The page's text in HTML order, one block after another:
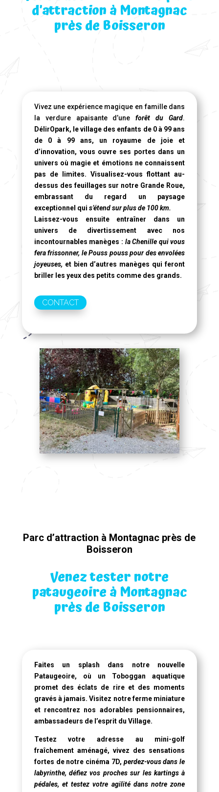
d’attraction à Montagnac
près de Boisseron
Vivez une expérience magique en famille dans
la verdure apaisante d’uneforêt du Gard.
DélirOpark, le village des enfants de 0 à 99 ans
de 0 à 99 ans, un royaume de joie et
d’innovation, vous ouvre ses portes dans un
univers où magie et émotions ne connaissent
pas de limites. Visualisez-vous flottant au-
dessus des feuillages sur notre Grande Roue,
embrassant du regard un paysage
exceptionnel qui s’étend sur plus de 100 km.
Laissez-vous ensuite entraîner dans un
univers de divertissement avec nos
incontournables manèges : la Chenille qui vous
fera frissonner, le Pouss pouss pour des envolées
joyeuses, et bien d’autres manèges qui feront
briller les yeux des petits comme des grands.
CONTACT
Parc d’attraction à Montagnac près de
Boisseron
Venez tester notre
pataugeoire à Montagnac
près de Boisseron
Faites un splash dans notre nouvelle
Pataugeoire, où un Toboggan aquatique
promet des éclats de rire et des moments
gravés à jamais. Visitez notre ferme miniature
et rencontrez nos adorables pensionnaires,
ambassadeurs de l’esprit du Village.
Testez votre adresse au mini-golf
fraîchement aménagé, vivez des sensations
fortes de notre cinéma 7D, perdez-vous dans le
labyrinthe, défiez vos proches sur les kartings à
pédales, et testez votre agilité dans notre zone